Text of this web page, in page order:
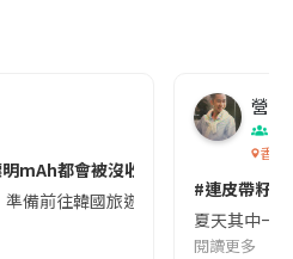
mAh都會被沒收😱出發前切記檢查
準備前往韓國旅遊的民眾，近期要
營養
香港
#連皮帶籽
夏天其中一
閱讀更多